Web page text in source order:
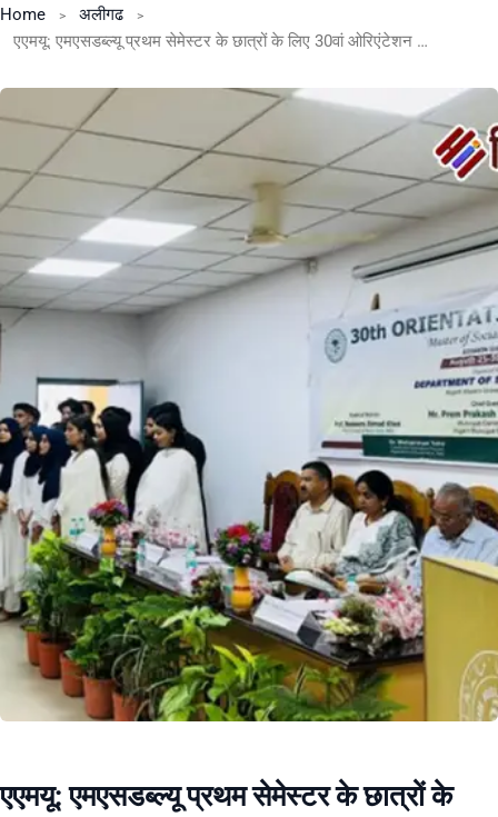
Home
अलीगढ
एएमयू: एमएसडब्ल्यू प्रथम सेमेस्टर के छात्रों के लिए 30वां ओरिएंटेशन कार्यक्रम आयोजित
एएमयू: एमएसडब्ल्यू प्रथम सेमेस्टर के छात्रों के